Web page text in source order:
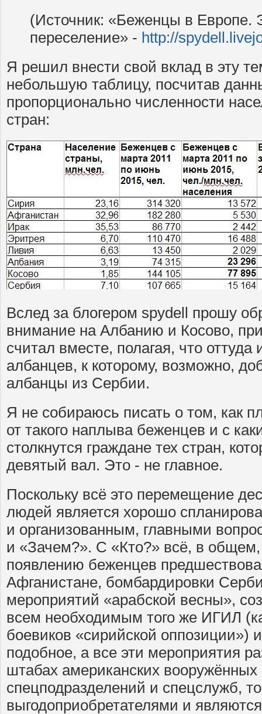
(Источник: «Беженцы в Европе.
переселение» - http://
Я решил внести свой вклад в эту
небольшую таблицу, посчитав
пропорционально численности
стран:
Вслед за блогером spydell прошу
внимание на Албанию и Косово,
считал вместе, полагая, что
албанцев, к которому, возможно,
албанцы из Сербии.
Я не собираюсь писать о том, как
от такого наплыва беженцев и с
столкнутся граждане тех стран,
девятый вал. Это - не главное.
Поскольку всё это перемещение
людей является хорошо
и организованным, главными
и «Зачем?». С «Кто?» всё, в общем,
появлению беженцев
Афганистане, бомбардировки
мероприятий «арабской весны»,
всем необходимым того же ИГИЛ
боевиков «сирийской оппозиции»)
подобное, а все эти мероприятия
штабах американских вооружённых
спецподразделений и спецслужб, то
выгодоприобретателями и